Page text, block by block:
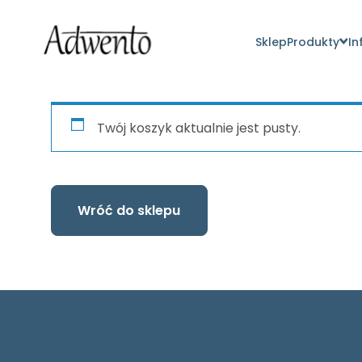
SklepProdukty
Twój koszyk aktualnie jest pusty.
Wróć do sklepu